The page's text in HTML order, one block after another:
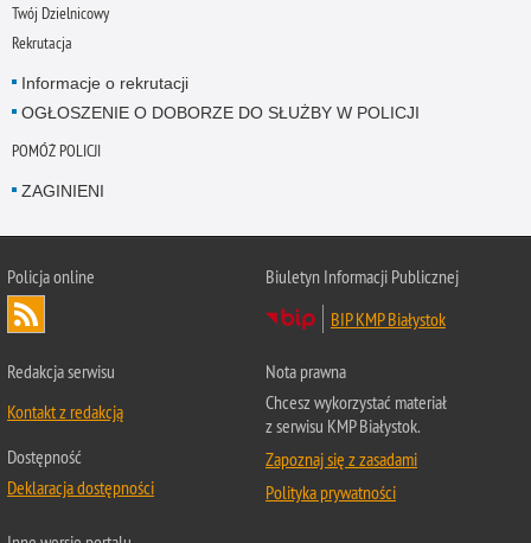
Twój Dzielnicowy
Rekrutacja
Informacje o rekrutacji
OGŁOSZENIE O DOBORZE DO SŁUŻBY W POLICJI
POMÓŻ POLICJI
ZAGINIENI
Policja online
Biuletyn Informacji Publicznej
BIP KMP Białystok
Redakcja serwisu
Kontakt z redakcją
Dostępność
Deklaracja dostępności
Nota prawna
Chcesz wykorzystać materiał
z serwisu KMP Białystok.
Zapoznaj się z zasadami
Polityka prywatności